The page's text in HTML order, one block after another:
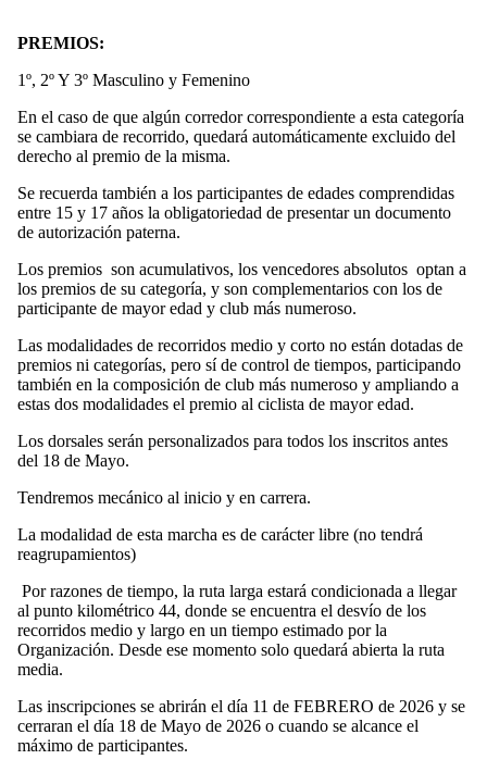
PREMIOS:
1º, 2º Y 3º Masculino y Femenino
En el caso de que algún corredor correspondiente a esta categoría
se cambiara de recorrido, quedará automáticamente excluido del
derecho al premio de la misma.
Se recuerda también a los participantes de edades comprendidas
entre 15 y 17 años la obligatoriedad de presentar un documento
de autorización paterna.
Los premios son acumulativos, los vencedores absolutos optan a
los premios de su categoría, y son complementarios con los de
participante de mayor edad y club más numeroso.
Las modalidades de recorridos medio y corto no están dotadas de
premios ni categorías, pero sí de control de tiempos, participando
también en la composición de club más numeroso y ampliando a
estas dos modalidades el premio al ciclista de mayor edad.
Los dorsales serán personalizados para todos los inscritos antes
del 18 de Mayo.
Tendremos mecánico al inicio y en carrera.
La modalidad de esta marcha es de carácter libre (no tendrá
reagrupamientos)
Por razones de tiempo, la ruta larga estará condicionada a llegar
al punto kilométrico 44, donde se encuentra el desvío de los
recorridos medio y largo en un tiempo estimado por la
Organización. Desde ese momento solo quedará abierta la ruta
media.
Las inscripciones se abrirán el día 11 de FEBRERO de 2026 y se
cerraran el día 18 de Mayo de 2026 o cuando se alcance el
máximo de participantes.